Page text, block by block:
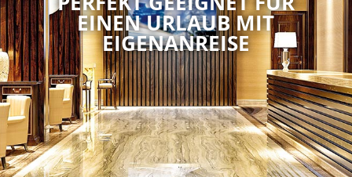
EINEN URLAUB MIT
EIGENANREISE